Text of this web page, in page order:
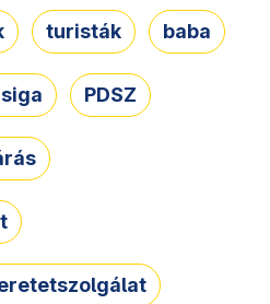
turisták baba
PDSZ